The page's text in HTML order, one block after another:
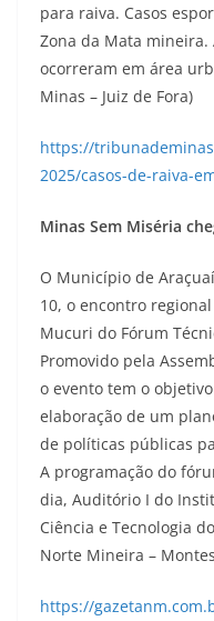
para raiva. Casos
Zona da Mata
ocorreram em área
Minas – Juiz de Fora)
https://
2025/casos-de-raiva-
Minas Sem Miséria
O Município de
10, o encontro
Mucuri do Fórum
Promovido pela
o evento tem o
elaboração de um
de políticas públicas
A programação do
dia, Auditório I do
Ciência e Tecnologia
Norte Mineira –
https://